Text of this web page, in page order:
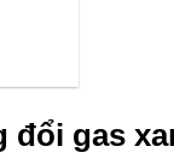
đổi gas